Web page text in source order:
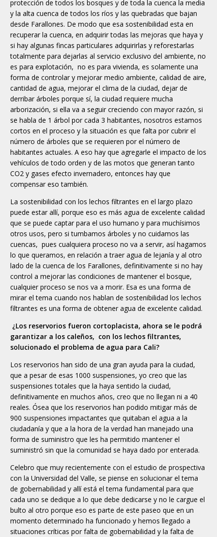
protección de todos los bosques y de toda la cuenca la media
y la alta cuenca de todos los ríos y las quebradas que bajan
desde Farallones. De modo que esa sostenibilidad esta en
recuperar la cuenca, en adquirir todas las mejoras que haya y
si hay algunas fincas particulares adquirirlas y reforestarlas
totalmente para dejarlas al servicio exclusivo del ambiente, no
es para explotación, no es para vivienda, es solamente una
forma de controlar y mejorar medio ambiente, calidad de aire,
cantidad de agua, mejorar el clima de la ciudad, dejar de
derribar árboles porque sí, la ciudad requiere mucha
arborización, si ella va a seguir creciendo con mayor razón, si
se habla de 1 árbol por cada 3 habitantes, nosotros estamos
cortos en el proceso y la situación es que falta por cubrir el
número de árboles que se requieren por el número de
habitantes actuales. A eso hay que agregarle el impacto de los
vehículos de todo orden y de las motos que generan tanto
CO2 y gases efecto invernadero, entonces hay que
compensar eso también.
La sostenibilidad con los lechos filtrantes en el largo plazo
puede estar allí, porque eso es más agua de excelente calidad
que se puede captar para el uso humano y para muchísimos
otros usos, pero si tumbamos árboles y no cuidamos las
cuencas, pues cualquiera proceso no va a servir, así hagamos
lo que queramos, en relación a traer agua de lejanía y al otro
lado de la cuenca de los Farallones, definitivamente si no hay
control a mejorar las condiciones de mantener el bosque,
cualquier proceso se nos va a morir. Esa es una forma de
mirar el tema cuando nos hablan de sostenibilidad los lechos
filtrantes es una forma de obtener agua de excelente calidad.
¿Los reservorios fueron cortoplacista, ahora se le podrá
garantizar a los caleños, con los lechos filtrantes,
solucionado el problema de agua para Cali?
Los reservorios han sido de una gran ayuda para la ciudad,
que a pesar de esas 1000 suspensiones, yo creo que las
suspensiones totales que la haya sentido la ciudad,
definitivamente en muchos años, creo que no llegan ni a 40
reales. Ósea que los reservorios han podido mitigar más de
900 suspensiones impactantes que quitaban el agua a la
ciudadanía y que a la hora de la verdad han manejado una
forma de suministro que les ha permitido mantener el
suministró sin que la comunidad se haya dado por enterada.
Celebro que muy recientemente con el estudio de prospectiva
con la Universidad del Valle, se piense en solucionar el tema
de gobernabilidad y allí está el tema fundamental para que
cada uno se dedique a lo que debe dedicarse y no le cargue el
bulto al otro porque eso es parte de este paseo que en un
momento determinado ha funcionado y hemos llegado a
situaciones críticas por falta de gobernabilidad y la falta de